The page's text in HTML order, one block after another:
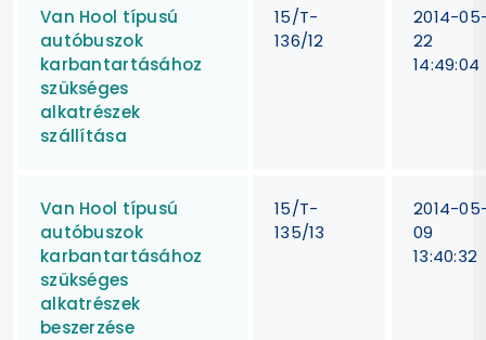
Van Hool típusú
autóbuszok
karbantartásához
szükséges
alkatrészek
szállítása
15/T-
136/12
2014-
22
14:49:04
Van Hool típusú
autóbuszok
karbantartásához
szükséges
alkatrészek
beszerzése
15/T-
135/13
2014-
09
13:40:32